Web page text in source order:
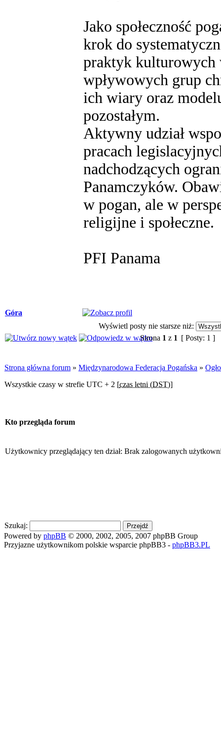
Jako społeczność
krok do
praktyk kulturowych
wpływowych grup
ich wiary oraz
pozostałym.
Aktywny udział
pracach
nadchodzących
Panamczyków.
w pogan, ale w
religijne i społeczne.
PFI Panama
Góra
Wyświetl posty nie starsze niż:
Strona 1 z 1 [ Posty: 1 ]
Strona główna forum » Międzynarodowa Federacja Pogańska »
Wszystkie czasy w strefie UTC + 2 [czas letni (DST)]
Kto przegląda forum
Użytkownicy przeglądający ten dział: Brak zalogowanych
Szukaj:
Powered by phpBB © 2000, 2002, 2005, 2007 phpBB Group
Przyjazne użytkownikom polskie wsparcie phpBB3 - phpBB3.PL